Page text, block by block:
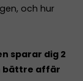
och hur
sparar dig 2
bättre affär